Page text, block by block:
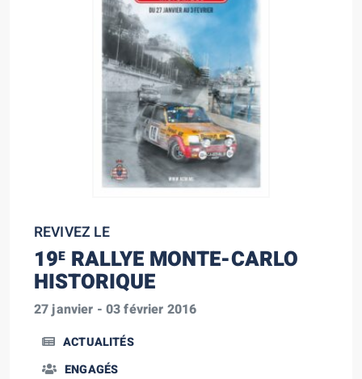
REVIVEZ LE
19E RALLYE MONTE-CARLO
HISTORIQUE
27 janvier - 03 février 2016
ACTUALITÉS
ENGAGÉS